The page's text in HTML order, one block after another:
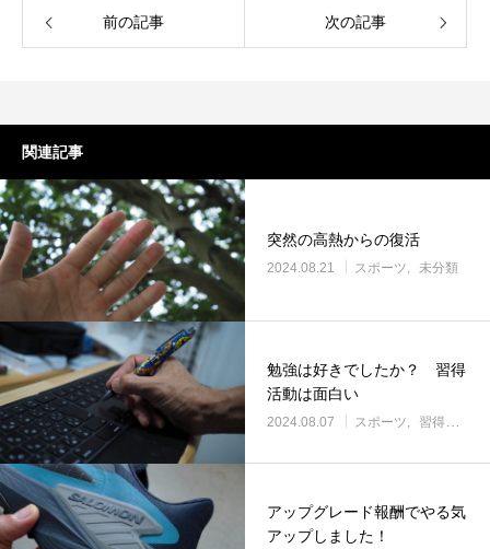
前の記事 次の記事
関連記事
突然の高熱からの復活
2024.08.21 スポーツ 未分類
勉強は好きでしたか？ 習得
活動は面白い
2024.08.07 スポーツ 習得活動
アップグレード報酬でやる気
アップしました！